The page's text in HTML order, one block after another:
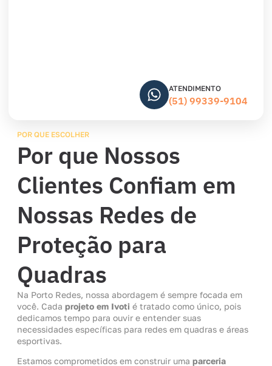
ATENDIMENTO
(51) 99339-9104
POR QUE ESCOLHER
Por que Nossos
Clientes Confiam em
Nossas Redes de
Proteção para
Quadras
Na Porto Redes, nossa abordagem é sempre focada em
você. Cada projeto em Ivoti é tratado como único, pois
dedicamos tempo para ouvir e entender suas
necessidades específicas para redes em quadras e áreas
esportivas.
Estamos comprometidos em construir uma parceria